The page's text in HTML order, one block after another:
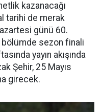
kazanacağı
tarihi de merak
günü 60.
bölümde sezon finali
yayın akışında
Şehir, 25 Mayıs
girecek.